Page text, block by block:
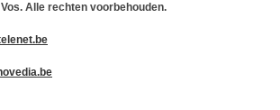
Alle rechten voorbehouden.